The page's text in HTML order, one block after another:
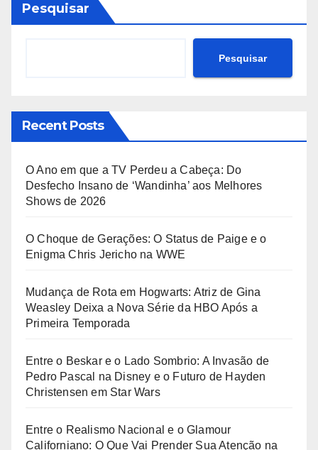
Pesquisar
Pesquisar
Recent Posts
O Ano em que a TV Perdeu a Cabeça: Do
Desfecho Insano de ‘Wandinha’ aos Melhores
Shows de 2026
O Choque de Gerações: O Status de Paige e o
Enigma Chris Jericho na WWE
Mudança de Rota em Hogwarts: Atriz de Gina
Weasley Deixa a Nova Série da HBO Após a
Primeira Temporada
Entre o Beskar e o Lado Sombrio: A Invasão de
Pedro Pascal na Disney e o Futuro de Hayden
Christensen em Star Wars
Entre o Realismo Nacional e o Glamour
Californiano: O Que Vai Prender Sua Atenção na